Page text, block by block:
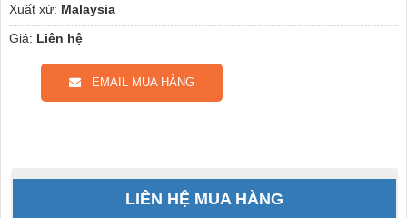
Xuất xứ: Malaysia
Giá: Liên hệ
EMAIL MUA HÀNG
LIÊN HỆ MUA HÀNG